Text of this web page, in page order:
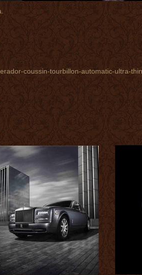
coussin-tourbillon-automatic-ultra-